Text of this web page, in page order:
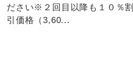
ださい※２回目以降も１０％割
引価格（3,60...